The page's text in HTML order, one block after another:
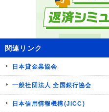
関連リンク
日本貸金業協会
一般社団法人 全国銀行協会
日本信用情報機構(JICC)